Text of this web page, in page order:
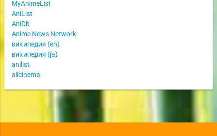
MyAnimeList
AniList
AniDb
Anime News Network
википедия (en)
википедия (ja)
anilist
allcinema